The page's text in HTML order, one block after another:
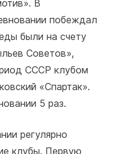
В
побеждал
были на счету
Советов»,
СССР клубом
«Спартак».
5 раз.
регулярно
клубы. Первую